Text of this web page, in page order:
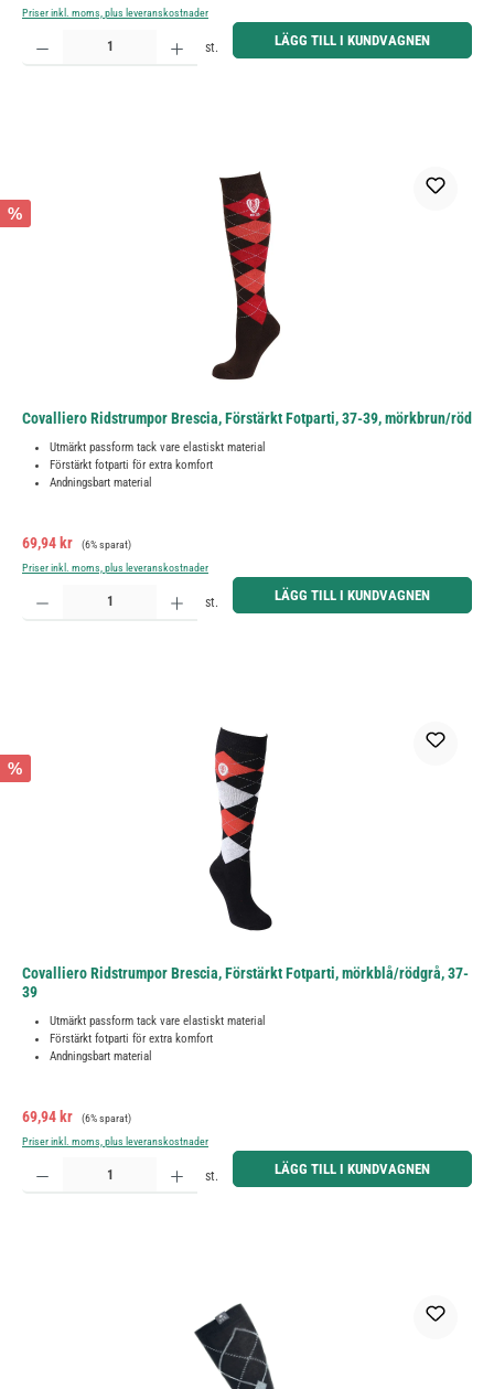
Priser inkl. moms, plus leveranskostnader
Produktkvantitet: Ange önskat belopp eller använd knapparna för att öka eller minska kvantiteten.
st. LÄGG TILL I KUNDVAGNEN
%
Covalliero Ridstrumpor Brescia, Förstärkt Fotparti, 37-39, mörkbrun/röd
Utmärkt passform tack vare elastiskt material
Förstärkt fotparti för extra komfort
Andningsbart material
Försäljningspris:
69,94 kr Ordinarie pris:
(6% sparat)
Priser inkl. moms, plus leveranskostnader
Produktkvantitet: Ange önskat belopp eller använd knapparna för att öka eller minska kvantiteten.
st. LÄGG TILL I KUNDVAGNEN
%
Covalliero Ridstrumpor Brescia, Förstärkt Fotparti, mörkblå/rödgrå, 37-
39
Utmärkt passform tack vare elastiskt material
Förstärkt fotparti för extra komfort
Andningsbart material
Försäljningspris:
69,94 kr Ordinarie pris:
(6% sparat)
Priser inkl. moms, plus leveranskostnader
Produktkvantitet: Ange önskat belopp eller använd knapparna för att öka eller minska kvantiteten.
st. LÄGG TILL I KUNDVAGNEN